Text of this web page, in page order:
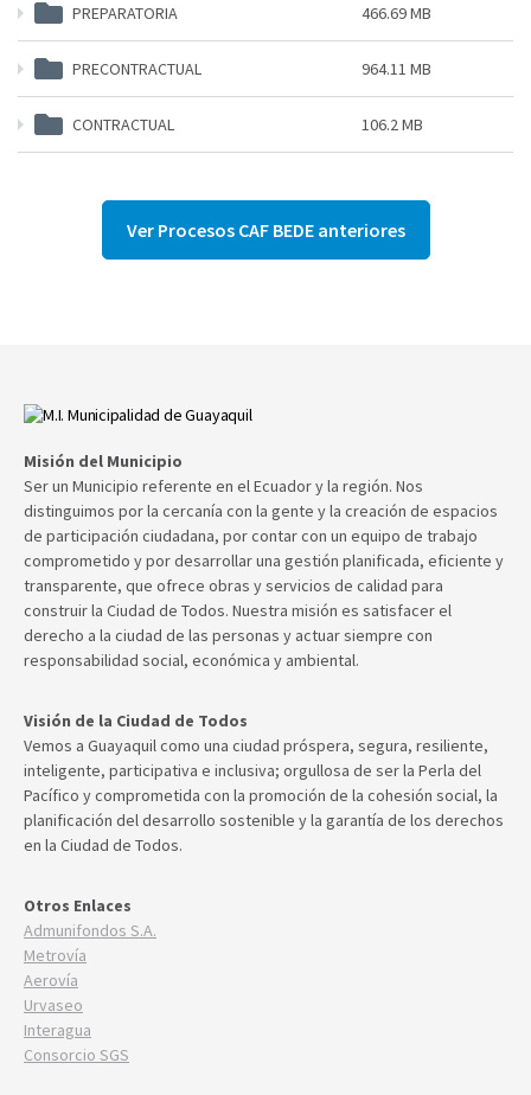
PREPARATORIA 466.69 MB
PRECONTRACTUAL 964.11 MB
CONTRACTUAL 106.2 MB
Ver Procesos CAF BEDE anteriores
Misión del Municipio
Ser un Municipio referente en el Ecuador y la región. Nos
distinguimos por la cercanía con la gente y la creación de espacios
de participación ciudadana, por contar con un equipo de trabajo
comprometido y por desarrollar una gestión planificada, eficiente y
transparente, que ofrece obras y servicios de calidad para
construir la Ciudad de Todos. Nuestra misión es satisfacer el
derecho a la ciudad de las personas y actuar siempre con
responsabilidad social, económica y ambiental.
Visión de la Ciudad de Todos
Vemos a Guayaquil como una ciudad próspera, segura, resiliente,
inteligente, participativa e inclusiva; orgullosa de ser la Perla del
Pacífico y comprometida con la promoción de la cohesión social, la
planificación del desarrollo sostenible y la garantía de los derechos
en la Ciudad de Todos.
Otros Enlaces
Admunifondos S.A.
Metrovía
Aerovía
Urvaseo
Interagua
Consorcio SGS